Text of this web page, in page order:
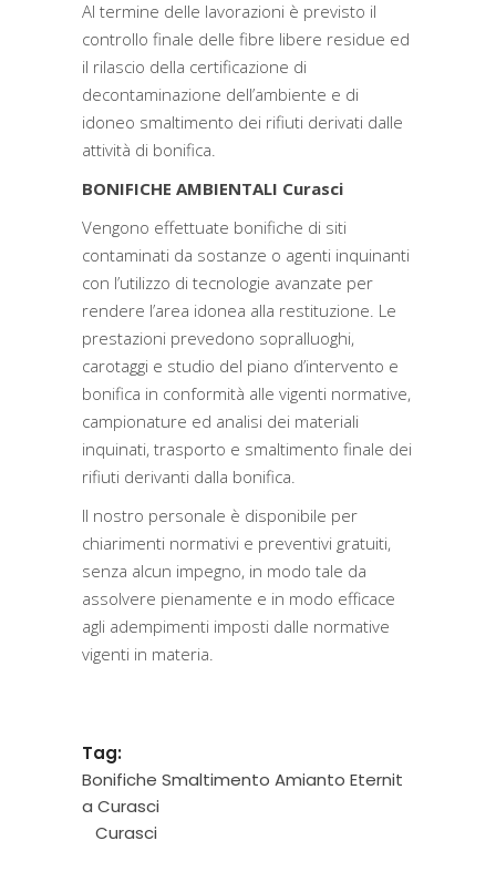
Al termine delle lavorazioni è previsto il
controllo finale delle fibre libere residue ed
il rilascio della certificazione di
decontaminazione dell’ambiente e di
idoneo smaltimento dei rifiuti derivati dalle
attività di bonifica.
BONIFICHE AMBIENTALI Curasci
Vengono effettuate bonifiche di siti
contaminati da sostanze o agenti inquinanti
con l’utilizzo di tecnologie avanzate per
rendere l’area idonea alla restituzione. Le
prestazioni prevedono sopralluoghi,
carotaggi e studio del piano d’intervento e
bonifica in conformità alle vigenti normative,
campionature ed analisi dei materiali
inquinati, trasporto e smaltimento finale dei
rifiuti derivanti dalla bonifica.
Il nostro personale è disponibile per
chiarimenti normativi e preventivi gratuiti,
senza alcun impegno, in modo tale da
assolvere pienamente e in modo efficace
agli adempimenti imposti dalle normative
vigenti in materia.
Tag:
Bonifiche Smaltimento Amianto Eternit
a Curasci
Curasci